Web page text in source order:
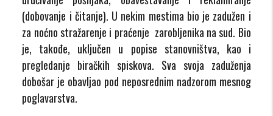
(dobovanje i čitanje). U nekim mestima bio je zadužen i
za noćno stražarenje i praćenje zarobljenika na sud. Bio
je, takođe, uključen u popise stanovništva, kao i
pregledanje biračkih spiskova. Sva svoja zaduženja
dobošar je obavljao pod neposrednim nadzorom mesnog
poglavarstva.